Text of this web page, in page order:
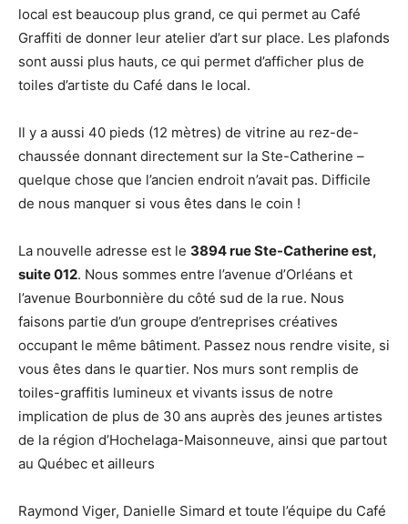
local est beaucoup plus grand, ce qui permet au Café
Graffiti de donner leur atelier d’art sur place. Les plafonds
sont aussi plus hauts, ce qui permet d’afficher plus de
toiles d’artiste du Café dans le local.
Il y a aussi 40 pieds (12 mètres) de vitrine au rez-de-
chaussée donnant directement sur la Ste-Catherine –
quelque chose que l’ancien endroit n’avait pas. Difficile
de nous manquer si vous êtes dans le coin !
La nouvelle adresse est le 3894 rue Ste-Catherine est,
suite 012. Nous sommes entre l’avenue d’Orléans et
l’avenue Bourbonnière du côté sud de la rue. Nous
faisons partie d’un groupe d’entreprises créatives
occupant le même bâtiment. Passez nous rendre visite, si
vous êtes dans le quartier. Nos murs sont remplis de
toiles-graffitis lumineux et vivants issus de notre
implication de plus de 30 ans auprès des jeunes artistes
de la région d’Hochelaga-Maisonneuve, ainsi que partout
au Québec et ailleurs
Raymond Viger, Danielle Simard et toute l’équipe du Café